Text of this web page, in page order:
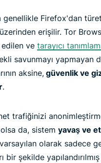
genellikle Firefox'dan
erişilir. Tor
ve tarayıcı
savunmayı yapmayan
aksine, güvenlik ve
.
trafiğinizi
da, sistem yavaş ve
olarak sadece
bir şekilde